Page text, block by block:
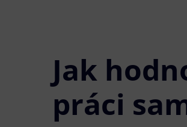
Jak
práci